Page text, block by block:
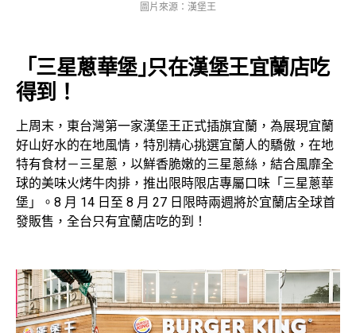
圖片來源：漢堡王
「三星蔥華堡｣只在漢堡王宜蘭店吃
得到！
上周末，東台灣第一家漢堡王正式插旗宜蘭，為展現宜蘭
好山好水的在地風情，特別精心挑選宜蘭人的驕傲，在地
特有食材－三星蔥，以鮮香脆嫩的三星蔥絲，結合風靡全
球的美味火烤牛肉排，推出限時限店專屬口味「三星蔥華
堡」。8 月 14 日至 8 月 27 日限時兩週將於宜蘭店全球首
發販售，全台只有宜蘭店吃的到！